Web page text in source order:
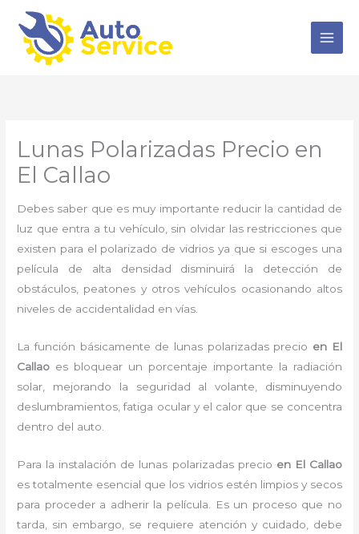
contenido
Lunas Polarizadas Precio en
El Callao
Debes saber que es muy importante reducir la cantidad de
luz que entra a tu vehículo, sin olvidar las restricciones que
existen para el polarizado de vidrios ya que si escoges una
película de alta densidad disminuirá la detección de
obstáculos, peatones y otros vehículos ocasionando altos
niveles de accidentalidad en vías.
La función básicamente de lunas polarizadas precio en El
Callao es bloquear un porcentaje importante la radiación
solar, mejorando la seguridad al volante, disminuyendo
deslumbramientos, fatiga ocular y el calor que se concentra
dentro del auto.
Para la instalación de lunas polarizadas precio en El Callao
estotalmente esencial que los vidrios estén limpios y secos
para proceder a adherir la película. Es un proceso que no
tarda, sin embargo, se requiere atención y cuidado, debe